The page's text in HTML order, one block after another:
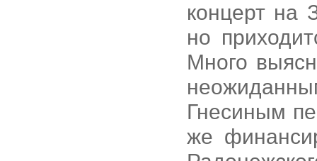
концерт на
но
Много
Гнесиным
же